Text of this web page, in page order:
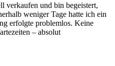
verkaufen und bin begeistert,
weniger Tage hatte ich ein
erfolgte problemlos. Keine
– absolut